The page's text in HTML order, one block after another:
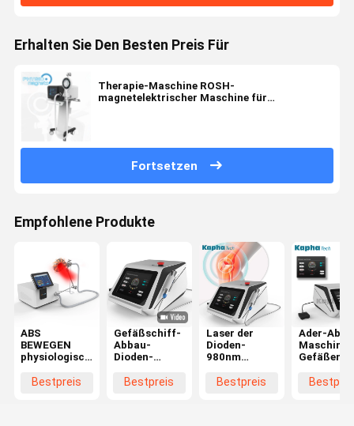
Erhalten Sie Den Besten Preis Für
Therapie-Maschine ROSH-
magnetelektrischer Maschine für
Fortsetzen
Empfohlene Produkte
ABS
BEWEGEN
physiologische
PMST
Bestpreis
Gefäßschiff-
Abbau-
Dioden-
Maschine für
Bestpreis
Laser der
Dioden-
980nm
Gefäßblutgefäße
Bestpreis
Ader-
der